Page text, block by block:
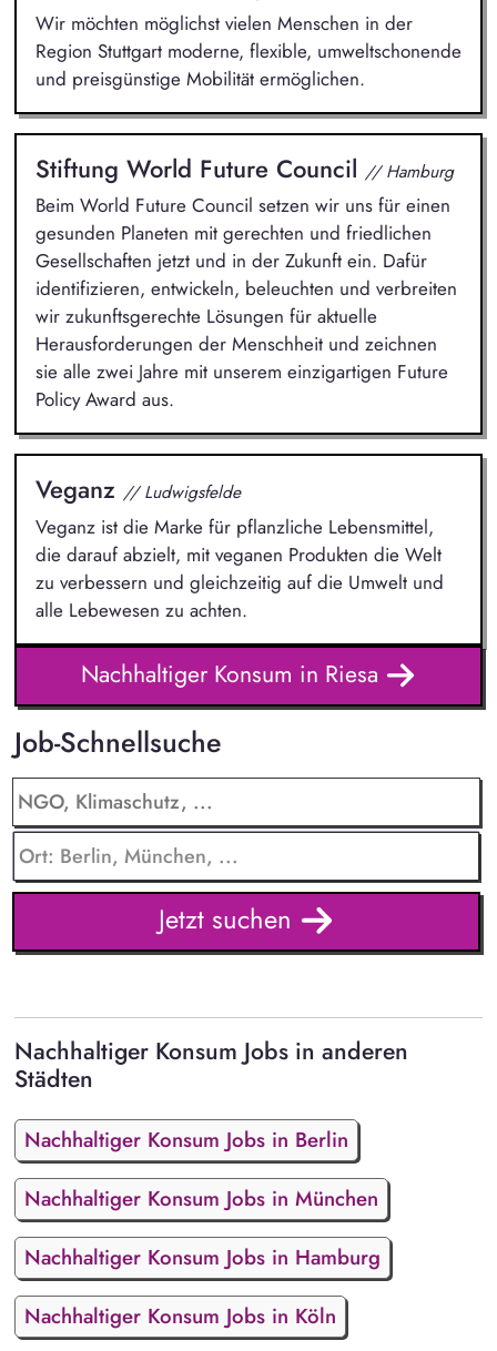
Wir möchten möglichst vielen Menschen in der
Region Stuttgart moderne, flexible, umweltschonende
und preisgünstige Mobilität ermöglichen.
Stiftung World Future Council // Hamburg
Beim World Future Council setzen wir uns für einen
gesunden Planeten mit gerechten und friedlichen
Gesellschaften jetzt und in der Zukunft ein. Dafür
identifizieren, entwickeln, beleuchten und verbreiten
wir zukunftsgerechte Lösungen für aktuelle
Herausforderungen der Menschheit und zeichnen
sie alle zwei Jahre mit unserem einzigartigen Future
Policy Award aus.
Veganz // Ludwigsfelde
Veganz ist die Marke für pflanzliche Lebensmittel,
die darauf abzielt, mit veganen Produkten die Welt
zu verbessern und gleichzeitig auf die Umwelt und
alle Lebewesen zu achten.
Nachhaltiger Konsum in Riesa
Job-Schnellsuche
Jetzt suchen
Nachhaltiger Konsum Jobs in anderen
Städten
Nachhaltiger Konsum Jobs in Berlin
Nachhaltiger Konsum Jobs in München
Nachhaltiger Konsum Jobs in Hamburg
Nachhaltiger Konsum Jobs in Köln